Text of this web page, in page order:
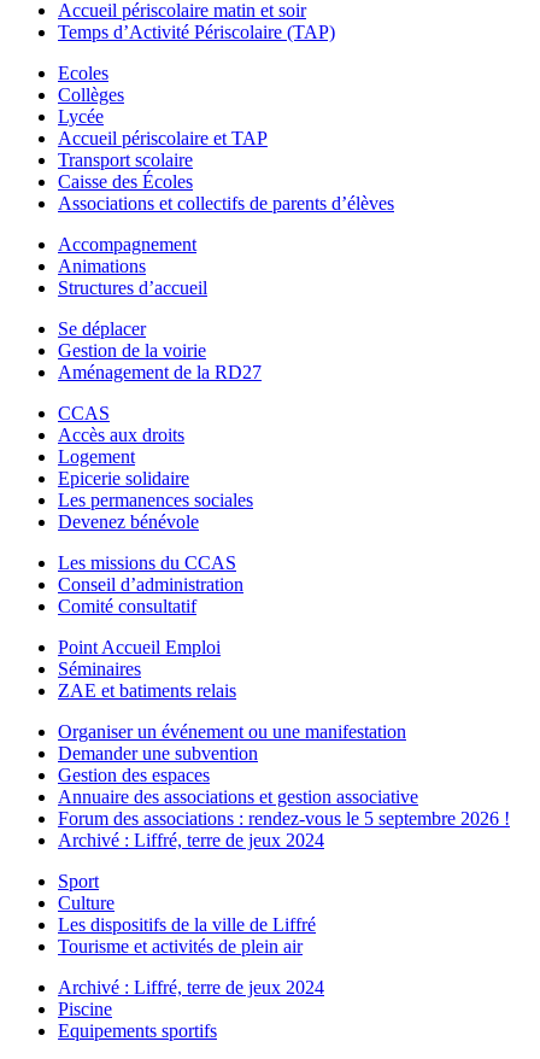
Accueil périscolaire matin et soir
Temps d’Activité Périscolaire (TAP)
Ecoles
Collèges
Lycée
Accueil périscolaire et TAP
Transport scolaire
Caisse des Écoles
Associations et collectifs de parents d’élèves
Accompagnement
Animations
Structures d’accueil
Se déplacer
Gestion de la voirie
Aménagement de la RD27
CCAS
Accès aux droits
Logement
Epicerie solidaire
Les permanences sociales
Devenez bénévole
Les missions du CCAS
Conseil d’administration
Comité consultatif
Point Accueil Emploi
Séminaires
ZAE et batiments relais
Organiser un événement ou une manifestation
Demander une subvention
Gestion des espaces
Annuaire des associations et gestion associative
Forum des associations : rendez-vous le 5 septembre 2026 !
Archivé : Liffré, terre de jeux 2024
Sport
Culture
Les dispositifs de la ville de Liffré
Tourisme et activités de plein air
Archivé : Liffré, terre de jeux 2024
Piscine
Equipements sportifs